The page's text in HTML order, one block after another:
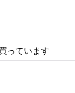
っています